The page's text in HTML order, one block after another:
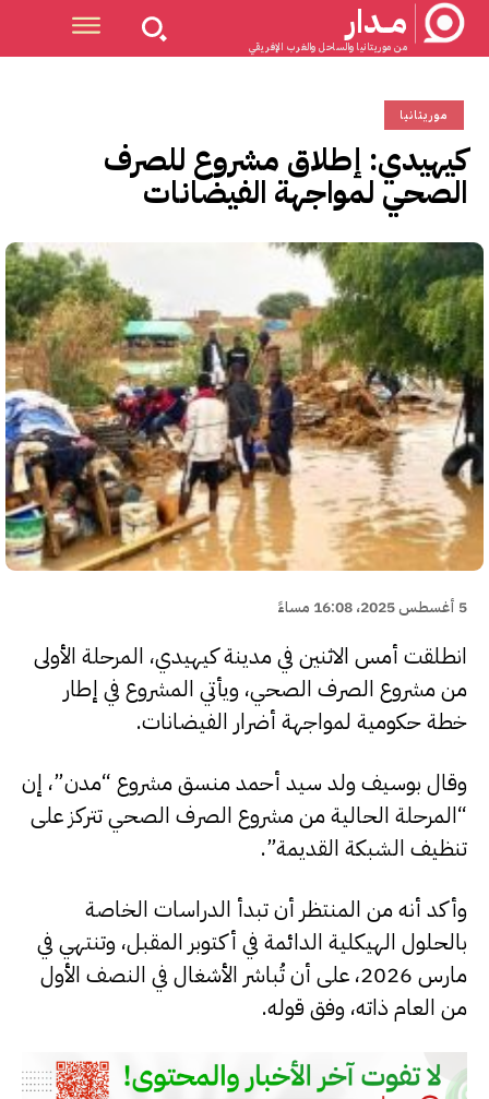
مــدار
من موريتانيا والساحل والغرب الإفريقي
موريتانيا
كيهيدي: إطلاق مشروع للصرف
الصحي لمواجهة الفيضانات
5 أغسطس 2025، 16:08 مساءً
انطلقت أمس الاثنين في مدينة كيهيدي، المرحلة الأولى
من مشروع الصرف الصحي، ويأتي المشروع في إطار
خطة حكومية لمواجهة أضرار الفيضانات.
وقال بوسيف ولد سيد أحمد منسق مشروع “مدن”، إن
“المرحلة الحالية من مشروع الصرف الصحي تتركز على
تنظيف الشبكة القديمة”.
وأكد أنه من المنتظر أن تبدأ الدراسات الخاصة
بالحلول الهيكلية الدائمة في أكتوبر المقبل، وتنتهي في
مارس 2026، على أن تُباشر الأشغال في النصف الأول
من العام ذاته، وفق قوله.